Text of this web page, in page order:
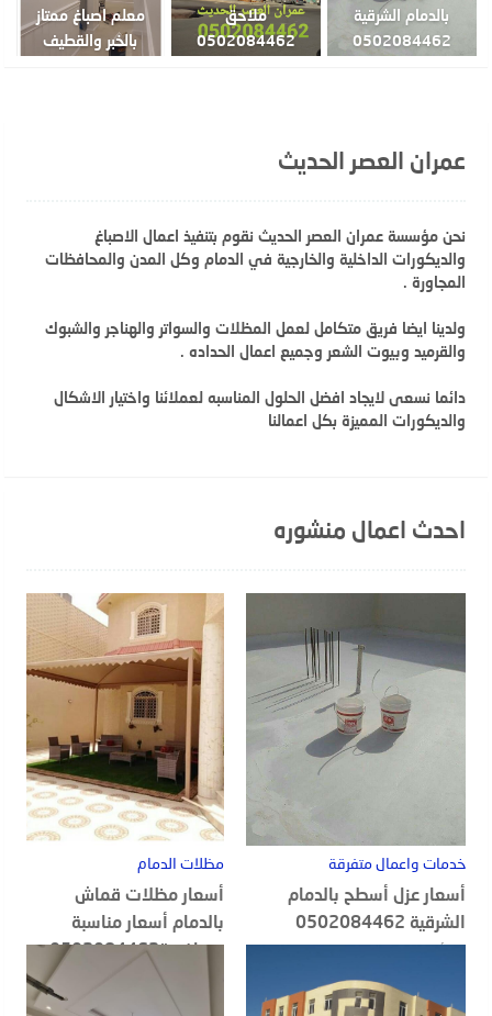
بالدمام الشرقية
0502084462
ملاحق
0502084462
معلم اصباغ ممتاز
بالخبر والقطيف
عمران العصر الحديث
نحن مؤسسة عمران العصر الحديث نقوم بتنفيذ اعمال الاصباغ
والديكورات الداخلية والخارجية في الدمام وكل المدن والمحافظات
المجاورة .
ولدينا ايضا فريق متكامل لعمل المظلات والسواتر والهناجر والشبوك
والقرميد وبيوت الشعر وجميع اعمال الحداده .
دائما نسعى لايجاد افضل الحلول المناسبه لعملائنا واختيار الاشكال
والديكورات المميزة بكل اعمالنا
احدث اعمال منشوره
خدمات واعمال متفرقة
أسعار عزل أسطح بالدمام
الشرقية 0502084462
مظلات الدمام
أسعار مظلات قماش
بالدمام أسعار مناسبة
ومنافسة0502084462